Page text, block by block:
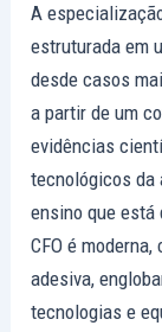
A
estruturada em
desde casos
a partir de um
evidências
tecnológicos da
ensino que está
CFO é
adesiva,
tecnologias e